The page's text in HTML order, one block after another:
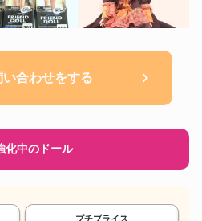
合わせをする
化中のドール
プチブライス